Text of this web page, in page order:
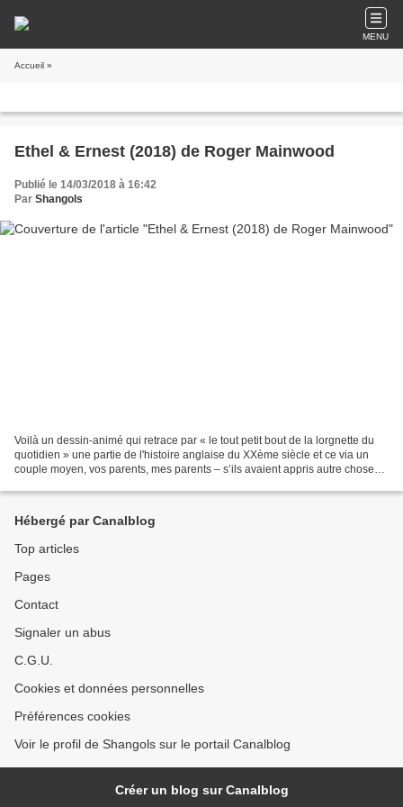
MENU
Accueil »
Ethel & Ernest (2018) de Roger Mainwood
Publié le 14/03/2018 à 16:42
Par Shangols
Voilà un dessin-animé qui retrace par « le tout petit bout de la lorgnette du
quotidien » une partie de l'histoire anglaise du XXème siècle et ce via un
couple moyen, vos parents, mes parents – s’ils avaient appris autre chose
Hébergé par Canalblog
Top articles
Pages
Contact
Signaler un abus
C.G.U.
Cookies et données personnelles
Préférences cookies
Voir le profil de Shangols sur le portail Canalblog
Créer un blog sur Canalblog